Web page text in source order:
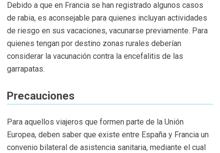
Debido a que en Francia se han registrado algunos casos
de rabia, es aconsejable para quienes incluyan actividades
de riesgo en sus vacaciones, vacunarse previamente. Para
quienes tengan por destino zonas rurales deberían
considerar la vacunación contra la encefalitis de las
garrapatas.
Precauciones
Para aquellos viajeros que formen parte de la Unión
Europea, deben saber que existe entre España y Francia un
convenio bilateral de asistencia sanitaria, mediante el cual